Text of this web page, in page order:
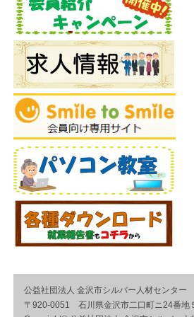
公益社団法人 金沢市シルバー人材センター
〒920-0051 石川県金沢市二口町ニ24番地